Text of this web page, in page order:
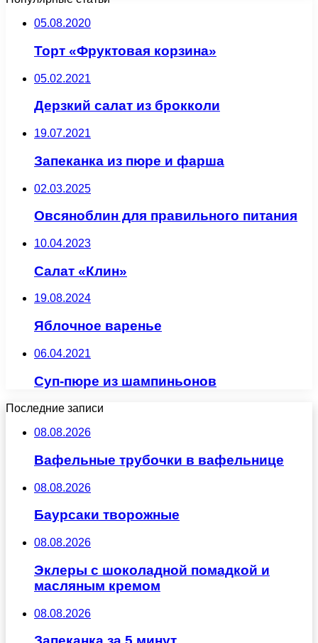
05.08.2020
Торт «Фруктовая корзина»
05.02.2021
Дерзкий салат из брокколи
19.07.2021
Запеканка из пюре и фарша
02.03.2025
Овсяноблин для правильного питания
10.04.2023
Салат «Клин»
19.08.2024
Яблочное варенье
06.04.2021
Суп-пюре из шампиньонов
Последние записи
08.08.2026
Вафельные трубочки в вафельнице
08.08.2026
Баурсаки творожные
08.08.2026
Эклеры с шоколадной помадкой и
масляным кремом
08.08.2026